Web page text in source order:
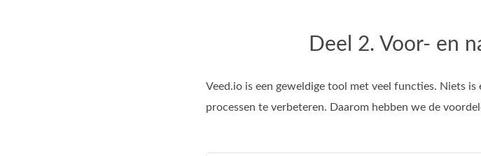
Deel 2. Voor- en
Veed.io is een geweldige tool met veel functies. Niets
processen te verbeteren. Daarom hebben we de